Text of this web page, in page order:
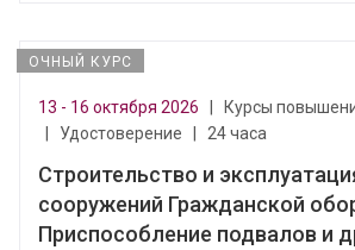
ОЧНЫЙ КУРС
13 - 16 октября 2026
Курсы
Удостоверение 24 часа
Строительство и
сооружений Гражданской
Приспособление подвалов и